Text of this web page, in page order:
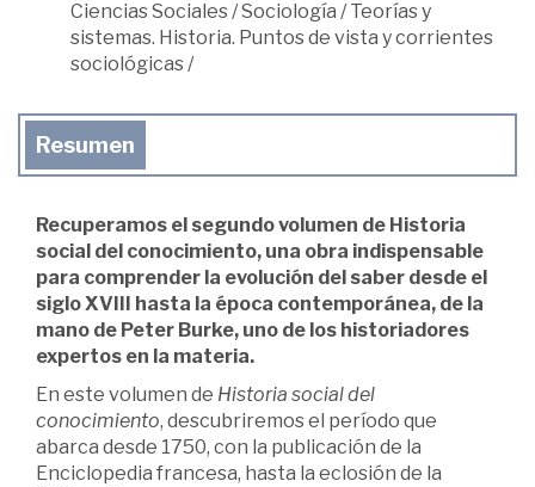
Ciencias Sociales/Sociología /Teorías y
sistemas. Historia. Puntos de vista y corrientes
sociológicas/
Resumen
Recuperamos el segundo volumen de Historia
social del conocimiento, una obra indispensable
para comprender la evolución del saber desde el
siglo XVIII hasta la época contemporánea, de la
mano de Peter Burke, uno de los historiadores
expertos en la materia.
En este volumen de Historia social del
conocimiento, descubriremos el período que
abarca desde 1750, con la publicación de la
Enciclopedia francesa, hasta la eclosión de la